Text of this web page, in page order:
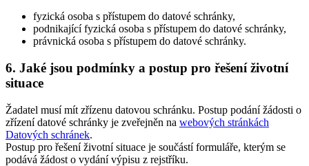
fyzická osoba s přístupem do datové schránky,
podnikající fyzická osoba s přístupem do datové schránky,
právnická osoba s přístupem do datové schránky.
6. Jaké jsou podmínky a postup pro řešení životní
situace
Žadatel musí mít zřízenu datovou schránku. Postup podání žádosti o
zřízení datové schránky je zveřejněn na webových stránkách
Datových schránek.
Postup pro řešení životní situace je součástí formuláře, kterým se
podává žádost o vydání výpisu z rejstříku.